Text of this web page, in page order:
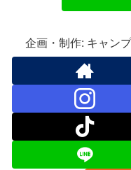
企画・制作: キャン